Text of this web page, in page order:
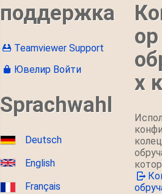
поддержка
Teamviewer Support
Ювелир Войти
Sprachwahl
Deutsch
English
Français
ор
х